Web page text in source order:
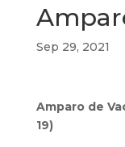
Sep 29, 2021
Amparo de
19)